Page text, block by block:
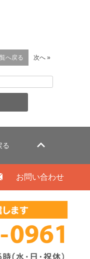
へ戻る 次へ »
る
お問い合わせ